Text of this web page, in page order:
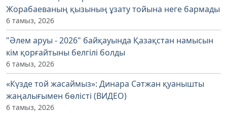
Жорабаеваның қызының ұзату тойына неге бармады
6 тамыз, 2026
"Әлем аруы - 2026" байқауында Қазақстан намысын
кім қорғайтыны белгілі болды
6 тамыз, 2026
«Күзде той жасаймыз»: Динара Сәтжан қуанышты
жаңалығымен бөлісті (ВИДЕО)
6 тамыз, 2026